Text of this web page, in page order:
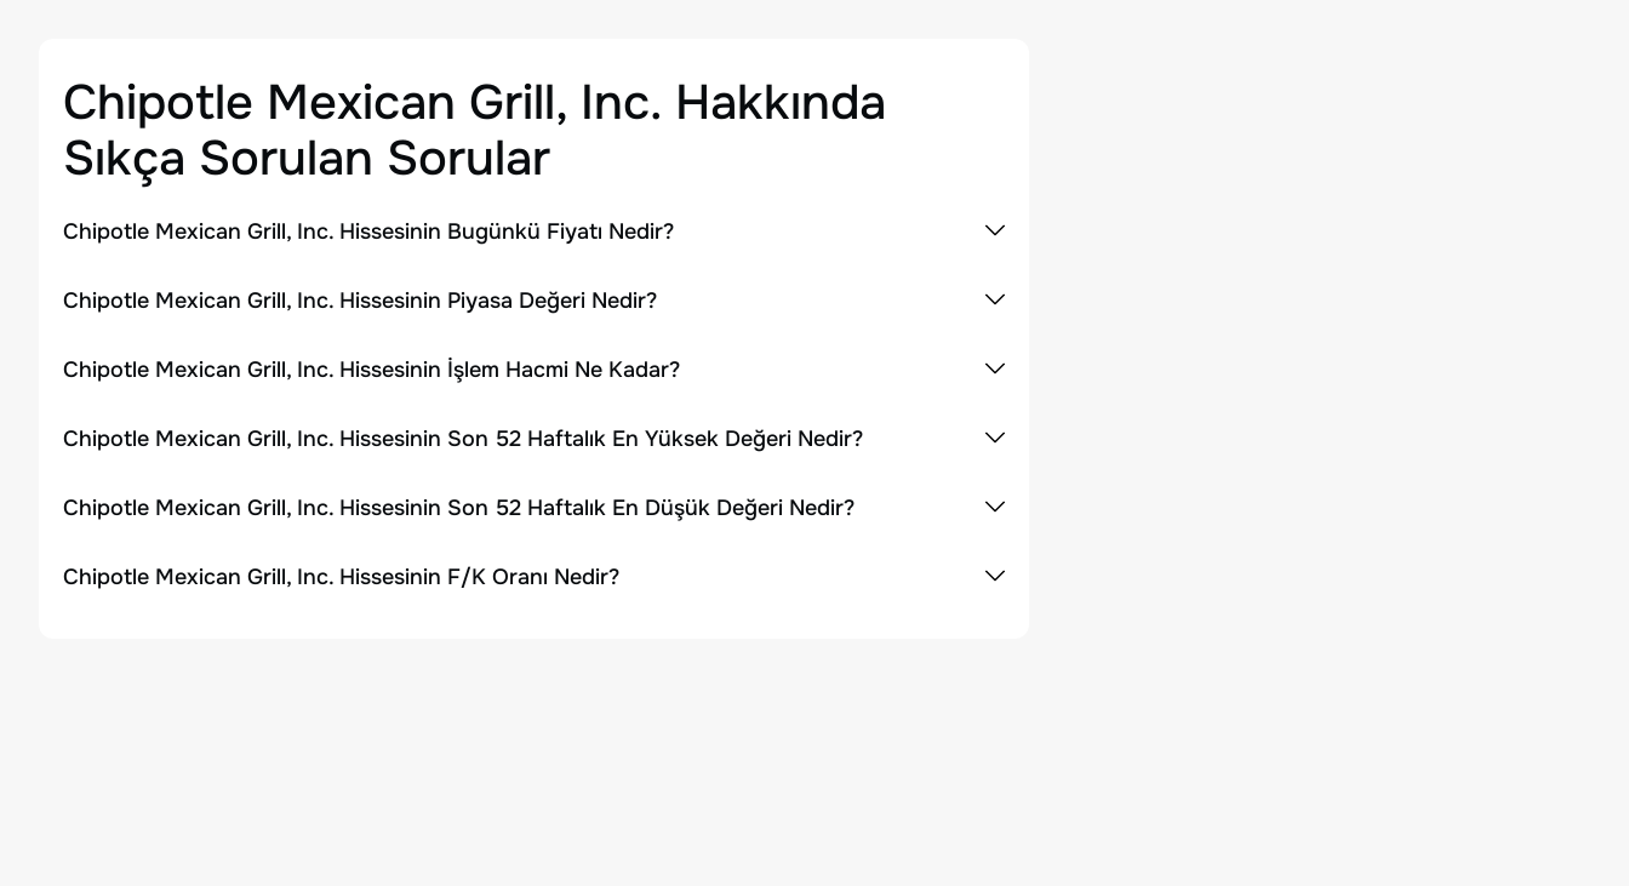
Chipotle Mexican Grill, Inc. Hakkında
Sıkça Sorulan Sorular
Chipotle Mexican Grill, Inc. Hissesinin Bugünkü Fiyatı Nedir?
Chipotle Mexican Grill, Inc. Hissesinin Piyasa Değeri Nedir?
Chipotle Mexican Grill, Inc. Hissesinin İşlem Hacmi Ne Kadar?
Chipotle Mexican Grill, Inc. Hissesinin Son 52 Haftalık En Yüksek Değeri Nedir?
Chipotle Mexican Grill, Inc. Hissesinin Son 52 Haftalık En Düşük Değeri Nedir?
Chipotle Mexican Grill, Inc. Hissesinin F/K Oranı Nedir?